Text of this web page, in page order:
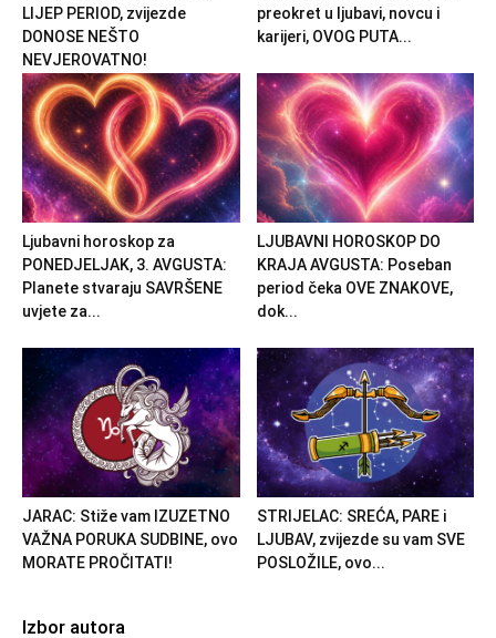
LIJEP PERIOD, zvijezde
DONOSE NEŠTO
NEVJEROVATNO!
preokret u ljubavi, novcu i
karijeri, OVOG PUTA...
Ljubavni horoskop za
PONEDJELJAK, 3. AVGUSTA:
Planete stvaraju SAVRŠENE
uvjete za...
LJUBAVNI HOROSKOP DO
KRAJA AVGUSTA: Poseban
period čeka OVE ZNAKOVE,
dok...
JARAC: Stiže vam IZUZETNO
VAŽNA PORUKA SUDBINE, ovo
MORATE PROČITATI!
STRIJELAC: SREĆA, PARE i
LJUBAV, zvijezde su vam SVE
POSLOŽILE, ovo...
Izbor autora